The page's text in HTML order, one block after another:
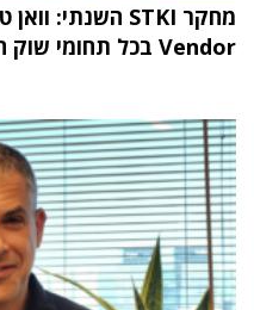
Vendor בכל תחומי שוק ה-IT